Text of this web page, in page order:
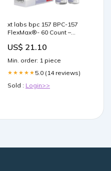
xt labs bpc 157 BPC-157
FlexMax®- 60 Count –
Research Peptide
US$ 21.10
Min. order: 1 piece
★★★★★ 5.0 (14 reviews)
Sold : Login>>